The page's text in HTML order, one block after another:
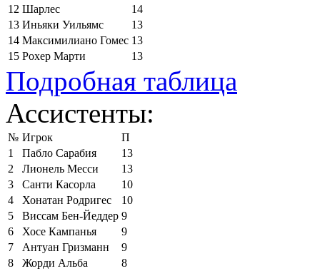
12 Шарлес
14
13 Иньяки Уильямс
13
14 Максимилиано Гомес 13
15 Рохер Марти 13
Подробная таблица
Ассистенты:
№ Игрок
П
1
Пабло Сарабия
13
2
Лионель Месси
13
3
Санти Касорла
10
4
Хонатан Родригес
10
5
Виссам Бен-Йеддер 9
6
Хосе Кампанья
9
7
Антуан Гризманн
9
8
Жорди Альба
8